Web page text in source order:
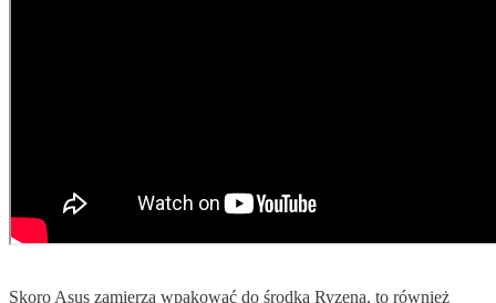
Skoro Asus zamierza wpakować do środka Ryzena, to również